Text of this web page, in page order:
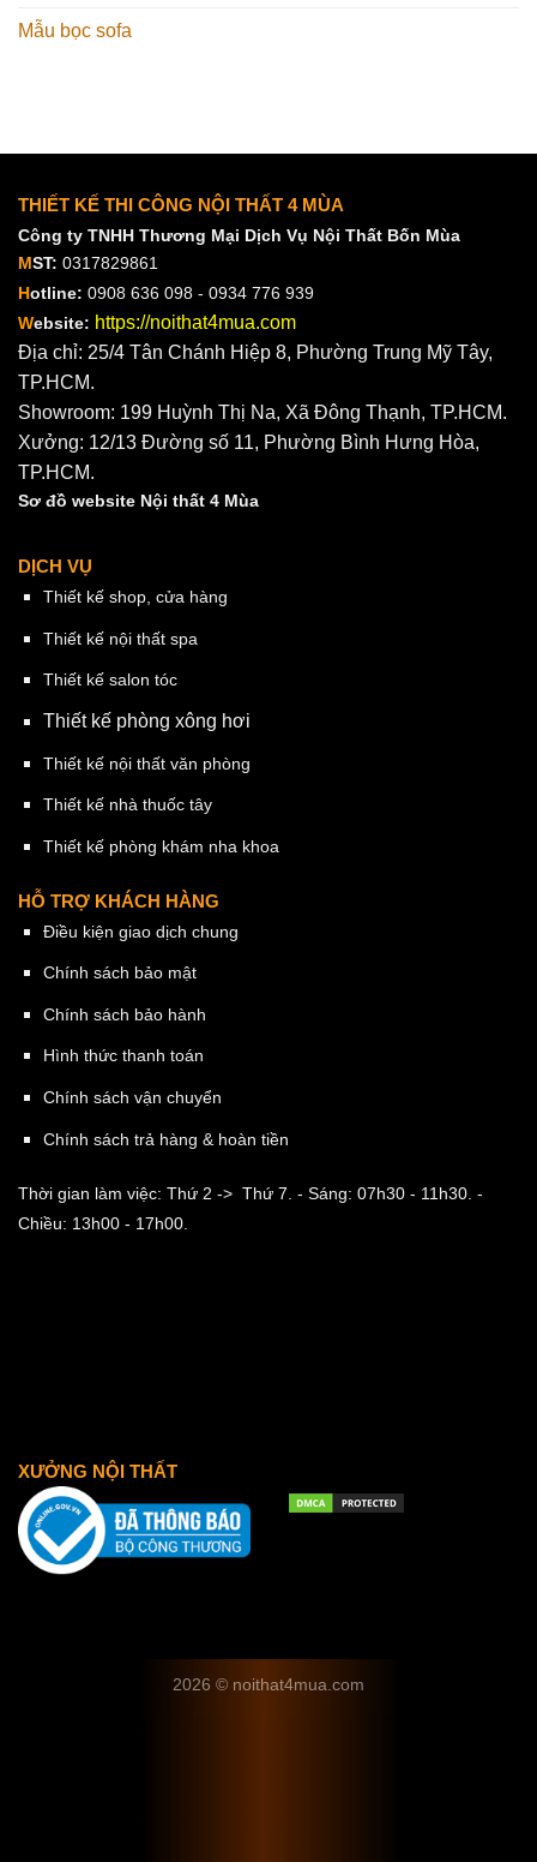
Mẫu bọc sofa
THIẾT KẾ THI CÔNG NỘI THẤT 4 MÙA
Công ty TNHH Thương Mại Dịch Vụ Nội Thất Bốn Mùa
MST: 0317829861
Hotline: 0908 636 098 - 0934 776 939
Website: https://noithat4mua.com
Địa chỉ: 25/4 Tân Chánh Hiệp 8, Phường Trung Mỹ Tây,
TP.HCM.
Showroom: 199 Huỳnh Thị Na, Xã Đông Thạnh, TP.HCM.
Xưởng: 12/13 Đường số 11, Phường Bình Hưng Hòa,
TP.HCM.
Sơ đồ website Nội thất 4 Mùa
DỊCH VỤ
Thiết kế shop, cửa hàng
Thiết kế nội thất spa
Thiết kế salon tóc
Thiết kế phòng xông hơi
Thiết kế nội thất văn phòng
Thiết kế nhà thuốc tây
Thiết kế phòng khám nha khoa
HỖ TRỢ KHÁCH HÀNG
Điều kiện giao dịch chung
Chính sách bảo mật
Chính sách bảo hành
Hình thức thanh toán
Chính sách vận chuyển
Chính sách trả hàng & hoàn tiền
Thời gian làm việc: Thứ 2 -> Thứ 7. - Sáng: 07h30 - 11h30. -
Chiều: 13h00 - 17h00.
XƯỞNG NỘI THẤT
2026 © noithat4mua.com